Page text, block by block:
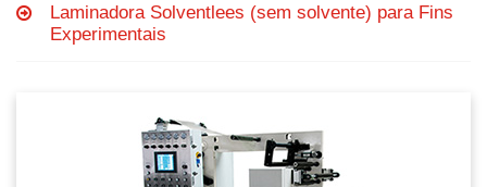
Laminadora Solventlees (sem solvente) para Fins
Experimentais